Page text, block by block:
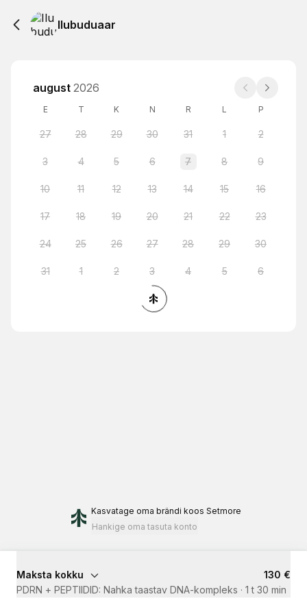
Ilubuduaar
august 2026
E T K N R L P
27 28 29 30 31 1 2
3 4 5 6 7 8 9
10 11 12 13 14 15 16
17 18 19 20 21 22 23
24 25 26 27 28 29 30
31 1 2 3 4 5 6
Kasvatage oma brändi koos Setmore
Hankige oma tasuta konto
Maksta kokku
130 €
PDRN + PEPTIIDID: Nahka taastav DNA-kompleks · 1 t 30 min